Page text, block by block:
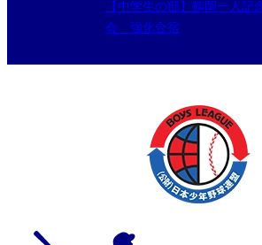
【中学生の部】鶴岡一人記
会 強化合宿